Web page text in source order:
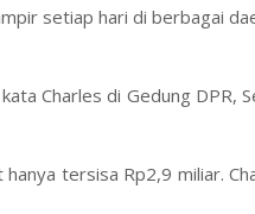
setiap hari di berbagai
Charles di Gedung DPR,
tersisa Rp2,9 miliar.